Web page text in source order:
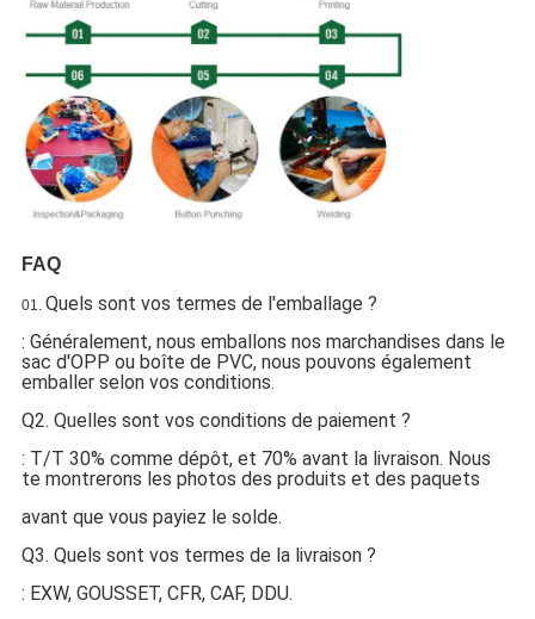
FAQ
01. Quels sont vos termes de l'emballage ?
: Généralement, nous emballons nos marchandises dans le
sac d'OPP ou boîte de PVC, nous pouvons également
emballer selon vos conditions.
Q2. Quelles sont vos conditions de paiement ?
: T/T 30% comme dépôt, et 70% avant la livraison. Nous
te montrerons les photos des produits et des paquets
avant que vous payiez le solde.
Q3. Quels sont vos termes de la livraison ?
: EXW, GOUSSET, CFR, CAF, DDU.